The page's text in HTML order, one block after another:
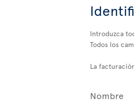
Introduzca
Todos los
La
Nombre